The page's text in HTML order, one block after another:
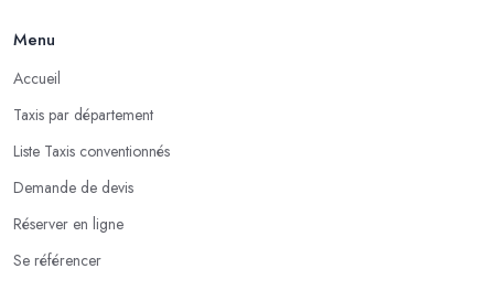
Menu
Accueil
Taxis par département
Liste Taxis conventionnés
Demande de devis
Réserver en ligne
Se référencer